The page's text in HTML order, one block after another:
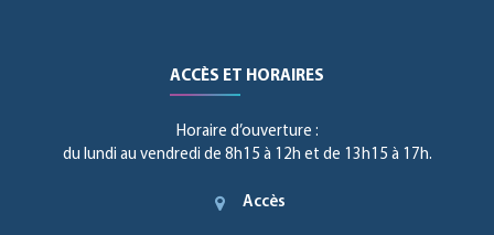
ACCÈS ET HORAIRES
Horaire d’ouverture :
du lundi au vendredi de 8h15 à 12h et de 13h15 à 17h.
Accès